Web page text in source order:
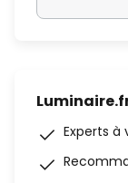
Experts